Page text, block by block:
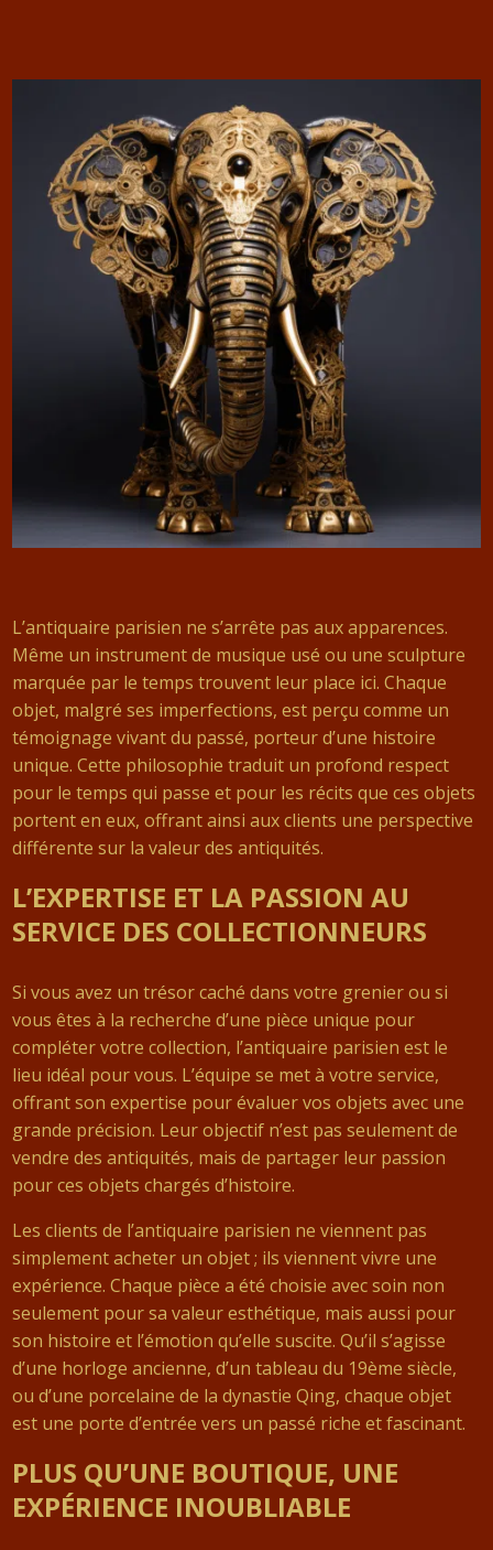
L’antiquaire parisien ne s’arrête pas aux apparences.
Même un instrument de musique usé ou une sculpture
marquée par le temps trouvent leur place ici. Chaque
objet, malgré ses imperfections, est perçu comme un
témoignage vivant du passé, porteur d’une histoire
unique. Cette philosophie traduit un profond respect
pour le temps qui passe et pour les récits que ces objets
portent en eux, offrant ainsi aux clients une perspective
différente sur la valeur des antiquités.
L’EXPERTISE ET LA PASSION AU
SERVICE DES COLLECTIONNEURS
Si vous avez un trésor caché dans votre grenier ou si
vous êtes à la recherche d’une pièce unique pour
compléter votre collection, l’antiquaire parisien est le
lieu idéal pour vous. L’équipe se met à votre service,
offrant son expertise pour évaluer vos objets avec une
grande précision. Leur objectif n’est pas seulement de
vendre des antiquités, mais de partager leur passion
pour ces objets chargés d’histoire.
Les clients de l’antiquaire parisien ne viennent pas
simplement acheter un objet ; ils viennent vivre une
expérience. Chaque pièce a été choisie avec soin non
seulement pour sa valeur esthétique, mais aussi pour
son histoire et l’émotion qu’elle suscite. Qu’il s’agisse
d’une horloge ancienne, d’un tableau du 19ème siècle,
ou d’une porcelaine de la dynastie Qing, chaque objet
est une porte d’entrée vers un passé riche et fascinant.
PLUS QU’UNE BOUTIQUE, UNE
EXPÉRIENCE INOUBLIABLE